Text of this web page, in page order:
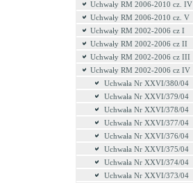
Uchwały RM 2006-2010 cz. IV
Uchwały RM 2006-2010 cz. V
Uchwały RM 2002-2006 cz I
Uchwały RM 2002-2006 cz II
Uchwały RM 2002-2006 cz III
Uchwały RM 2002-2006 cz IV
Uchwała Nr XXVI/380/04
Uchwała Nr XXVI/379/04
Uchwała Nr XXVI/378/04
Uchwała Nr XXVI/377/04
Uchwała Nr XXVI/376/04
Uchwała Nr XXVI/375/04
Uchwała Nr XXVI/374/04
Uchwała Nr XXVI/373/04